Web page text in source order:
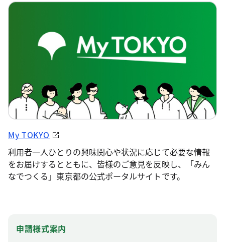
My TOKYO
利用者一人ひとりの興味関心や状況に応じて必要な情報
をお届けするとともに、皆様のご意見を反映し、「みん
なでつくる」東京都の公式ポータルサイトです。
申請様式案内